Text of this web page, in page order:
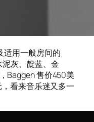
适用一般房间的
灰、靛蓝、金
Baggen 售价450美
看来音乐迷又多一